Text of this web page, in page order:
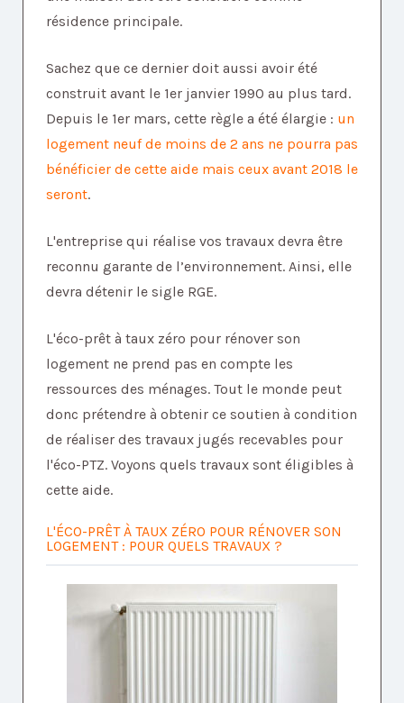
résidence principale.
Sachez que ce dernier doit aussi avoir été
construit avant le 1er janvier 1990 au plus tard.
Depuis le 1er mars, cette règle a été élargie : un
logement neuf de moins de 2 ans ne pourra pas
bénéficier de cette aide mais ceux avant 2018 le
seront.
L'entreprise qui réalise vos travaux devra être
reconnu garante de l’environnement. Ainsi, elle
devra détenir le sigle RGE.
L'éco-prêt à taux zéro pour rénover son
logement ne prend pas en compte les
ressources des ménages. Tout le monde peut
donc prétendre à obtenir ce soutien à condition
de réaliser des travaux jugés recevables pour
l'éco-PTZ. Voyons quels travaux sont éligibles à
cette aide.
L'ÉCO-PRÊT À TAUX ZÉRO POUR RÉNOVER SON
LOGEMENT : POUR QUELS TRAVAUX ?